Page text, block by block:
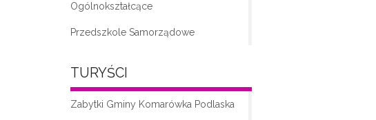
Ogólnokształcące
Przedszkole Samorządowe
TURYŚCI
Zabytki Gminy Komarówka Podlaska